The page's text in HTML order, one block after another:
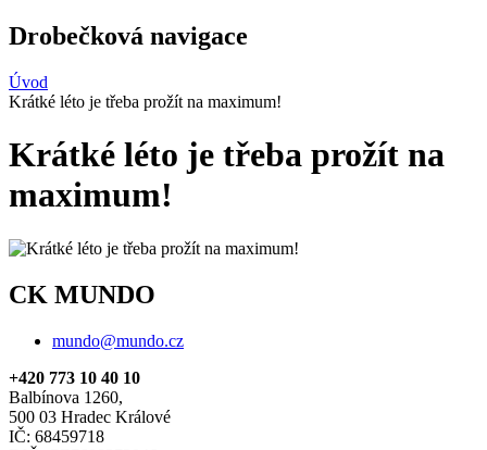
Drobečková navigace
Úvod
Krátké léto je třeba prožít na maximum!
Krátké léto je třeba prožít na
maximum!
CK MUNDO
mundo@mundo.cz
+420 773 10 40 10
Balbínova 1260,
500 03 Hradec Králové
IČ: 68459718